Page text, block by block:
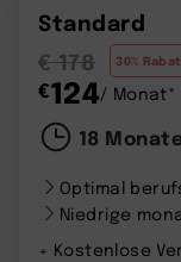
Standard
€ 178
30%
€124/ Monat*
18
Optimal
Niedrige
+ Kostenlose